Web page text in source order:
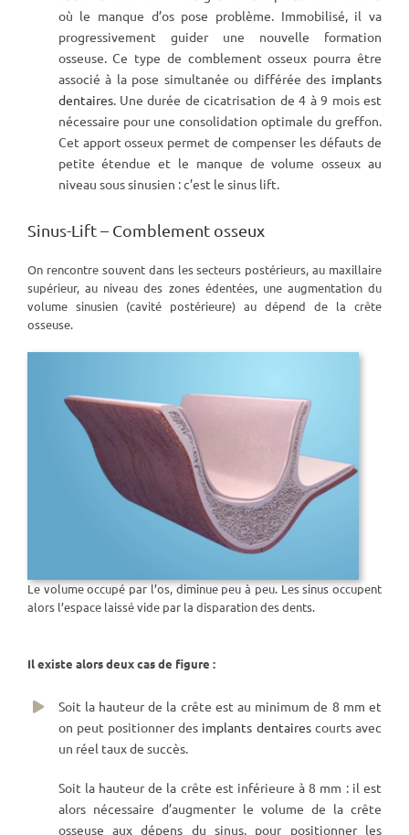
où le manque d’os pose problème. Immobilisé, il va
progressivement guider une nouvelle formation
osseuse. Ce type de comblement osseux pourra être
associé à la pose simultanée ou différée des implants
dentaires. Une durée de cicatrisation de 4 à 9 mois est
nécessaire pour une consolidation optimale du greffon.
Cet apport osseux permet de compenser les défauts de
petite étendue et le manque de volume osseux au
niveau sous sinusien : c’est le sinus lift.
Sinus-Lift – Comblement osseux
On rencontre souvent dans les secteurs postérieurs, au maxillaire
supérieur, au niveau des zones édentées, une augmentation du
volume sinusien (cavité postérieure) au dépend de la crête
osseuse.
Le volume occupé par l’os, diminue peu à peu. Les sinus occupent
alors l’espace laissé vide par la disparation des dents.
Il existe alors deux cas de figure :
Soit la hauteur de la crête est au minimum de 8 mm et
on peut positionner des implants dentairescourts avec
un réel taux de succès.
Soit la hauteur de la crête est inférieure à 8 mm : il est
alors nécessaire d’augmenter le volume de la crête
osseuse aux dépens du sinus, pour positionner les